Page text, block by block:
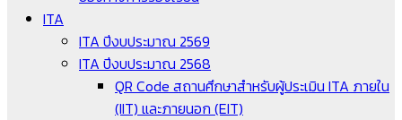
ITA
ITA ปีงบประมาณ 2569
ITA ปีงบประมาณ 2568
QR Code สถานศึกษาสำหรับผู้ประเมิน ITA ภายใน
(IIT) และภายนอก (EIT)